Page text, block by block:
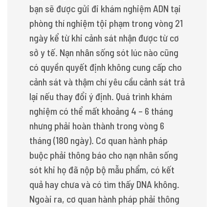
bạn sẽ được gửi đi khám nghiệm ADN tại
phòng thí nghiệm tội phạm trong vòng 21
ngày kể từ khi cảnh sát nhận được từ cơ
sở y tế. Nạn nhân sống sót lúc nào cũng
có quyền quyết định không cung cấp cho
cảnh sát và thậm chí yêu cầu cảnh sát trả
lại nếu thay đổi ý định. Quá trình khám
nghiệm có thể mất khoảng 4 – 6 tháng
nhưng phải hoàn thành trong vòng 6
tháng (180 ngày). Cơ quan hành pháp
buộc phải thông báo cho nạn nhân sống
sót khi họ đã nộp bộ mẫu phẩm, có kết
quả hay chưa và có tìm thấy DNA không.
Ngoài ra, cơ quan hành pháp phải thông